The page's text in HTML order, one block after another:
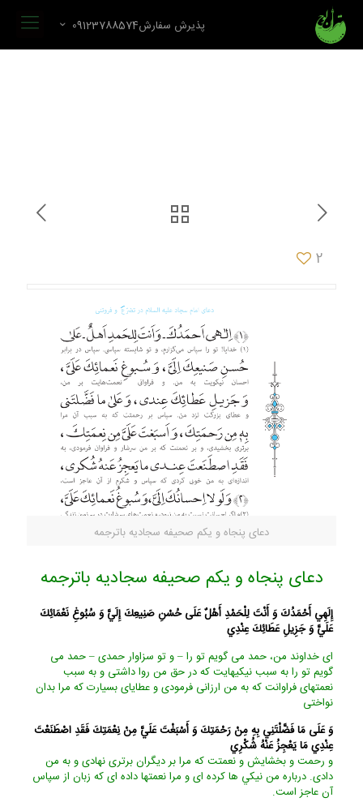
پذیرش سفارش09123788574
2
دعای پنجاه و یکم صحیفه سجادیه باترجمه
دعای پنجاه و یکم صحیفه سجادیه باترجمه
إِلَهِي أَحْمَدُكَ وَ أَنْتَ لِلْحَمْدِ أَهْلٌ عَلَى حُسْنِ صَنِيعِكَ إِلَيَّ وَ سُبُوغِ نَعْمَائِكَ
عَلَيَّ وَ جَزِيلِ عَطَائِكَ عِنْدِي‏
اى خداوند من، حمد مى ‏گويم تو را – و تو سزاوار حمدى – حمد مى‏
گويم تو را به سبب نيكيهايت كه در حق من روا داشتى و به سبب
نعمتهاى فراوانت كه به من ارزانى فرمودى و عطاياى بسيارت كه مرا بدان
نواختى‏
وَ عَلَى مَا فَضَّلْتَنِي بِهِ مِنْ رَحْمَتِكَ وَ أَسْبَغْتَ عَلَيَّ مِنْ نِعْمَتِكَ فَقَدِ اصْطَنَعْتَ
عِنْدِي مَا يَعْجِزُ عَنْهُ شُكْرِي‏
و رحمت و بخشايش و نعمتت كه مرا بر ديگران برترى نهادى و به من
دادى. درباره من نيكي ها كرده ‏اى و مرا نعمتها داده ‏اى كه زبان از سپاس
آن عاجز است.